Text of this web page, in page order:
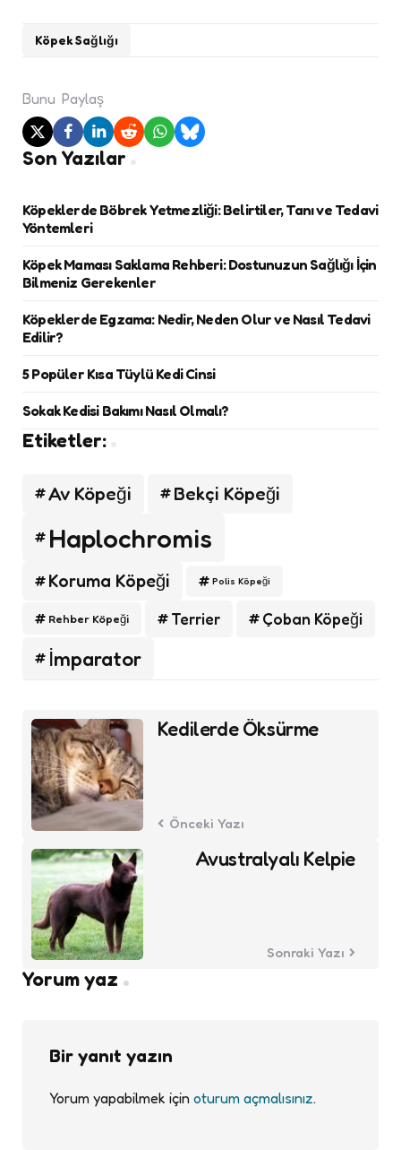
Köpek Sağlığı
Bunu Paylaş
Son Yazılar
Köpeklerde Böbrek Yetmezliği: Belirtiler, Tanı ve Tedavi
Yöntemleri
Köpek Maması Saklama Rehberi: Dostunuzun Sağlığı İçin
Bilmeniz Gerekenler
Köpeklerde Egzama: Nedir, Neden Olur ve Nasıl Tedavi
Edilir?
5 Popüler Kısa Tüylü Kedi Cinsi
Sokak Kedisi Bakımı Nasıl Olmalı?
Etiketler:
Av Köpeği Bekçi Köpeği
Haplochromis
Koruma Köpeği Polis Köpeği
Rehber Köpeği Terrier Çoban Köpeği
İmparator
Post
navigation
Kedilerde Öksürme
Önceki Yazı
Avustralyalı Kelpie
Sonraki Yazı
Yorum yaz
Bir yanıt yazın
Yorum yapabilmek için oturum açmalısınız.